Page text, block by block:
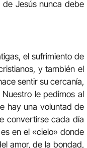
Jesús nunca debe
el sufrimiento de
y también el
sentir su cercanía,
le pedimos al
hay una voluntad de
convertirse cada día
en el «cielo» donde
amor, de la bondad,